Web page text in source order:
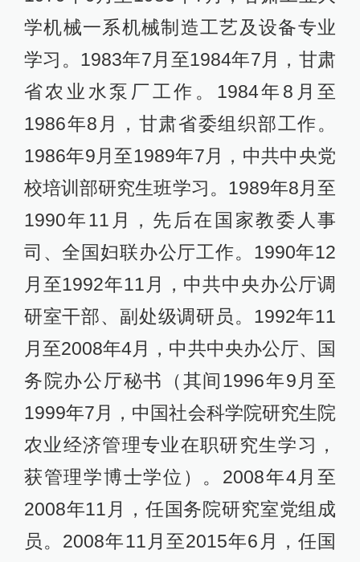
学机械一系机械制造工艺及设备专业
学习。1983年7月至1984年7月，甘肃
省农业水泵厂工作。1984年8月至
1986年8月，甘肃省委组织部工作。
1986年9月至1989年7月，中共中央党
校培训部研究生班学习。1989年8月至
1990年11月，先后在国家教委人事
司、全国妇联办公厅工作。1990年12
月至1992年11月，中共中央办公厅调
研室干部、副处级调研员。1992年11
月至2008年4月，中共中央办公厅、国
务院办公厅秘书（其间1996年9月至
1999年7月，中国社会科学院研究生院
农业经济管理专业在职研究生学习，
获管理学博士学位）。2008年4月至
2008年11月，任国务院研究室党组成
员。2008年11月至2015年6月，任国